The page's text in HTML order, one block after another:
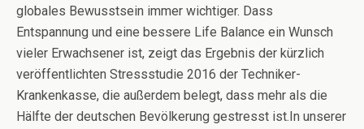
globales Bewusstsein immer wichtiger. Dass
Entspannung und eine bessere Life Balance ein Wunsch
vieler Erwachsener ist, zeigt das Ergebnis der kürzlich
veröffentlichten Stressstudie 2016 der Techniker-
Krankenkasse, die außerdem belegt, dass mehr als die
Hälfte der deutschen Bevölkerung gestresst ist.In unserer